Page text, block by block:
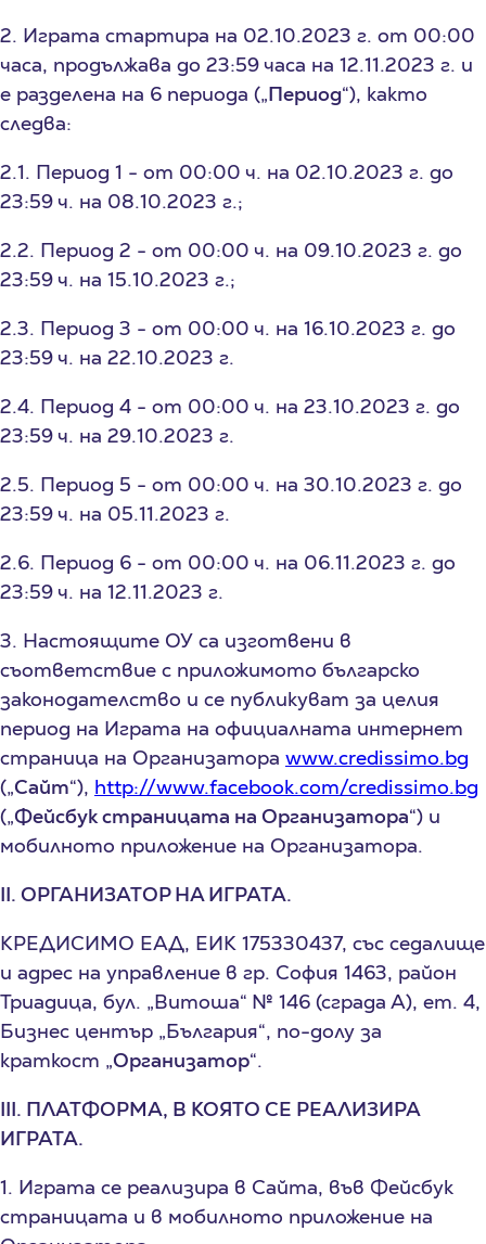
2. Играта стартира на 02.10.2023 г. от 00:00
часа, продължава до 23:59 часа на 12.11.2023 г. и
е разделена на 6 периода („Период“), както
следва:
2.1. Период 1 - от 00:00 ч. на 02.10.2023 г. до
23:59 ч. на 08.10.2023 г.;
2.2. Период 2 - от 00:00 ч. на 09.10.2023 г. до
23:59 ч. на 15.10.2023 г.;
2.3. Период 3 - от 00:00 ч. на 16.10.2023 г. до
23:59 ч. на 22.10.2023 г.
2.4. Период 4 - от 00:00 ч. на 23.10.2023 г. до
23:59 ч. на 29.10.2023 г.
2.5. Период 5 - от 00:00 ч. на 30.10.2023 г. до
23:59 ч. на 05.11.2023 г.
2.6. Период 6 - от 00:00 ч. на 06.11.2023 г. до
23:59 ч. на 12.11.2023 г.
3. Настоящите ОУ са изготвени в
съответствие с приложимото българско
законодателство и се публикуват за целия
период на Играта на официалната интернет
страница на Организатора www.credissimo.bg
(„Сайт“), http://www.facebook.com/credissimo.bg
(„Фейсбук страницата на Организатора“) и
мобилното приложение на Организатора.
II. ОРГАНИЗАТОР НА ИГРАТА.
КРЕДИСИМО ЕАД, ЕИК 175330437, със седалище
и адрес на управление в гр. София 1463, район
Триадица, бул. „Витоша“ № 146 (сграда А), ет. 4,
Бизнес център „България“, по-долу за
краткост „Организатор“.
III. ПЛАТФОРМА, В КОЯТО СЕ РЕАЛИЗИРА
ИГРАТА.
1. Играта се реализира в Сайта, във Фейсбук
страницата и в мобилното приложение на